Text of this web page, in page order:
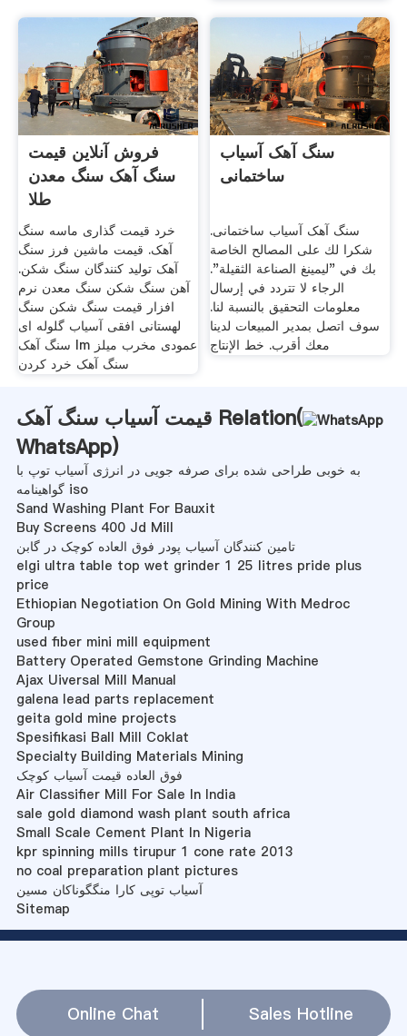
فروش آنلاین قیمت
سنگ آهک سنگ معدن
طلا
خرد قیمت گذاری ماسه سنگ
آهک. قیمت ماشین فرز سنگ
آهک تولید کنندگان سنگ شکن.
آهن سنگ شکن سنگ معدن نرم
افزار قیمت سنگ شکن سنگ
لهستانی افقی آسیاب گلوله ای
سنگ آهک lm عمودی مخرب میلز
سنگ آهک خرد کردن
سنگ آهک آسیاب
ساختمانی
سنگ آهک آسیاب ساختمانی.
شكرا لك على المصالح الخاصة
بك في "ليمينغ الصناعة الثقيلة".
الرجاء لا تتردد في إرسال
معلومات التحقيق بالنسبة لنا.
سوف اتصل بمدير المبيعات لدينا
معك أقرب. خط الإنتاج
قیمت آسیاب سنگ آهک Relation(
WhatsApp)
به خوبی طراحی شده برای صرفه جویی در انرژی آسیاب توپ با
گواهینامه iso
Sand Washing Plant For Bauxit
Buy Screens 400 Jd Mill
تامین کنندگان آسیاب پودر فوق العاده کوچک در گابن
elgi ultra table top wet grinder 1 25 litres pride plus
price
Ethiopian Negotiation On Gold Mining With Medroc
Group
used fiber mini mill equipment
Battery Operated Gemstone Grinding Machine
Ajax Uiversal Mill Manual
galena lead parts replacement
geita gold mine projects
Spesifikasi Ball Mill Coklat
Specialty Building Materials Mining
فوق العاده قیمت آسیاب کوچک
Air Classifier Mill For Sale In India
sale gold diamond wash plant south africa
Small Scale Cement Plant In Nigeria
kpr spinning mills tirupur 1 cone rate 2013
no coal preparation plant pictures
آسیاب توپی کارا منگگوناکان مسین
Sitemap
Online Chat Sales Hotline